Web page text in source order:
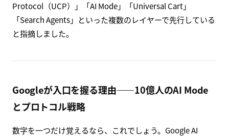
Protocol（UCP）」「AI Mode」「Universal Cart」
「Search Agents」といった複数のレイヤーで先行している
と指摘しました。
Googleが入口を握る理由――10億人のAI Mode
とプロトコル戦略
数字を一つだけ覚えるなら、これでしょう。Google AI